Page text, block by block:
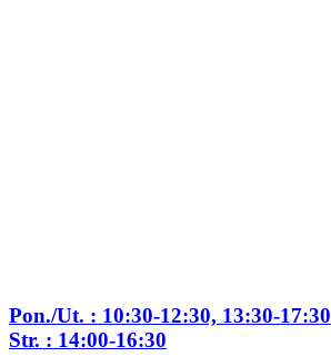
Pon./Ut. : 10:30-12:30, 13:30-17:30
Str. : 14:00-16:30